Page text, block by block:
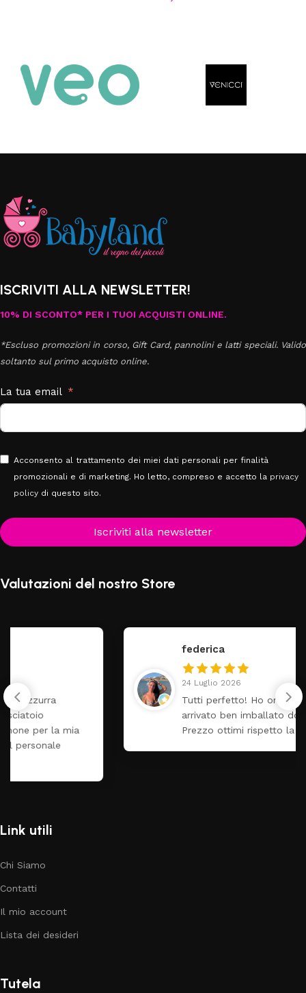
ISCRIVITI ALLA NEWSLETTER!
10% DI SCONTO* PER I TUOI ACQUISTI ONLINE.
*Escluso promozioni in corso, Gift Card, pannolini e latti speciali. Valido
soltanto sul primo acquisto online.
La tua email
Acconsento al trattamento dei miei dati personali per finalità
promozionali e di marketing. Ho letto, compreso e accetto la privacy
policy di questo sito.
Iscriviti alla newsletter
Valutazioni del nostro Store
Tutti perfetto! Ho ordinato un lettino che é
arrivato ben imballato dopo pochi giorni.
Prezzo ottimi rispetto la concorrenza
Link utili
Chi Siamo
Contatti
Il mio account
Lista dei desideri
Tutela